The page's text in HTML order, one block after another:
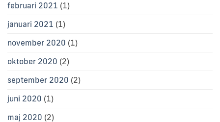
februari 2021 (1)
januari 2021 (1)
november 2020 (1)
oktober 2020 (2)
september 2020 (2)
juni 2020 (1)
maj 2020 (2)